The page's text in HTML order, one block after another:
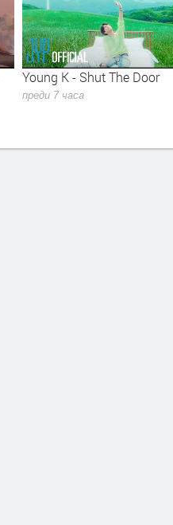
Young K - Shut The Door
преди 7 часа